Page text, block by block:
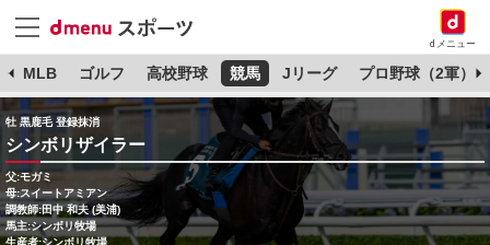
dメニュー
MLB ゴルフ 高校野球 競馬 Jリーグ プロ野球（2軍）
牡 黒鹿毛 登録抹消
シンボリザイラー
父:モガミ
母:スイートアミアン
調教師:田中 和夫 (美浦)
馬主:シンボリ牧場
生産者:シンボリ牧場